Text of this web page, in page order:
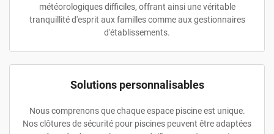
météorologiques difficiles, offrant ainsi une véritable
tranquillité d'esprit aux familles comme aux gestionnaires
d'établissements.
Solutions personnalisables
Nous comprenons que chaque espace piscine est unique.
Nos clôtures de sécurité pour piscines peuvent être adaptées